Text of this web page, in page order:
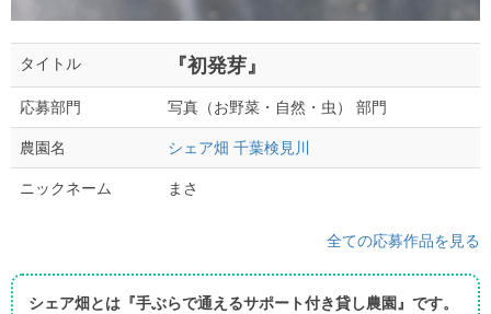
タイトル 『初発芽』
応募部門 写真（お野菜・自然・虫） 部門
農園名 シェア畑 千葉検見川
ニックネーム まさ
全ての応募作品を見る
シェア畑とは『手ぶらで通えるサポート付き貸し農園』です。